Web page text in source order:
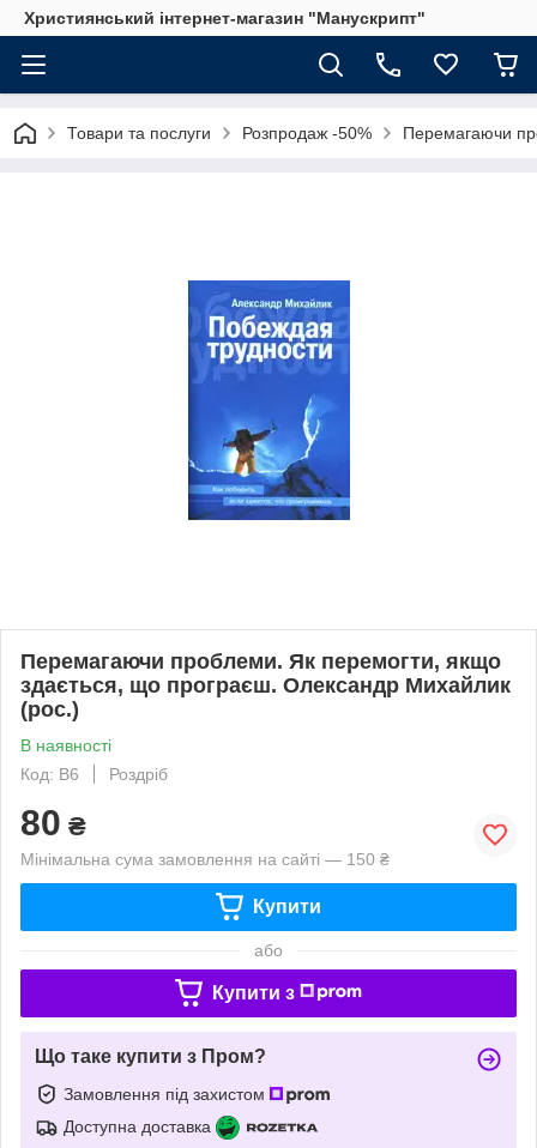
Християнський інтернет-магазин "Манускрипт"
Товари та послуги Розпродаж -50% Перемагаючи
Перемагаючи проблеми. Як перемогти, якщо
здається, що програєш. Олександр Михайлик
(рос.)
В наявності
Код: В6
Роздріб
80 ₴
Мінімальна сума замовлення на сайті — 150 ₴
Купити
або
Купити з
Що таке купити з Пром?
Замовлення під захистом
Доступна доставка